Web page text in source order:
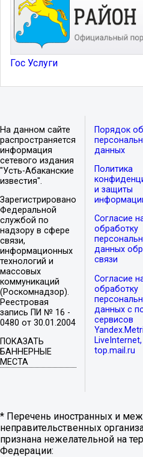
Гос Услуги
На данном сайте
распространяется
информация
сетевого издания
"Усть-Абаканские
известия".
Зарегистрировано
Федеральной
службой по
надзору в сфере
связи,
информационных
технологий и
массовых
коммуникаций
(Роскомнадзор).
Реестровая
запись ПИ № 16 -
0480 от 30.01.2004
ПОКАЗАТЬ
БАННЕРНЫЕ
МЕСТА
Порядок
данных
Политика
и защиты
Согласие
обработку
данных
связи
Согласие
обработку
данных с
сервисов
LiveInternet,
top.mail.ru
* Перечень иностранных и
неправительственных
признана нежелательной на
Федерации: